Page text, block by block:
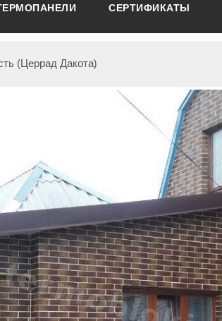
СЕРТИФИКАТЫ
(Церрад Дакота)